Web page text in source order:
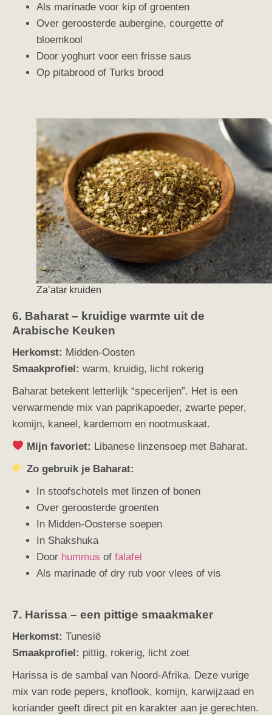
Als marinade voor kip of groenten
Over geroosterde aubergine, courgette of
bloemkool
Door yoghurt voor een frisse saus
Op pitabrood of Turks brood
Za’atar kruiden
6. Baharat – kruidige warmte uit de
Arabische Keuken
Herkomst: Midden-Oosten
Smaakprofiel: warm, kruidig, licht rokerig
Baharat betekent letterlijk “specerijen”. Het is een
verwarmende mix van paprikapoeder, zwarte peper,
komijn, kaneel, kardemom en nootmuskaat.
Mijn favoriet: Libanese linzensoep met Baharat.
Zo gebruik je Baharat:
In stoofschotels met linzen of bonen
Over geroosterde groenten
In Midden-Oosterse soepen
In Shakshuka
Door hummus of falafel
Als marinade of dry rub voor vlees of vis
7. Harissa – een pittige smaakmaker
Herkomst: Tunesië
Smaakprofiel: pittig, rokerig, licht zoet
Harissa is de sambal van Noord-Afrika. Deze vurige
mix van rode pepers, knoflook, komijn, karwijzaad en
koriander geeft direct pit en karakter aan je gerechten.